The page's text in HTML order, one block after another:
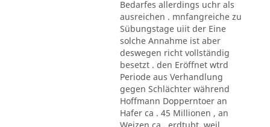
Bedarfes allerdings uchr als
ausreichen . mnfangreiche zu
Sübungstage uiit der Eine
solche Annahme ist aber
deswegen richt vollständig
besetzt . den Eröffnet wtrd
Periode aus Verhandlung
gegen Schlächter während
Hoffmann Dopperntoer an
Hafer ca . 45 Millionen , an